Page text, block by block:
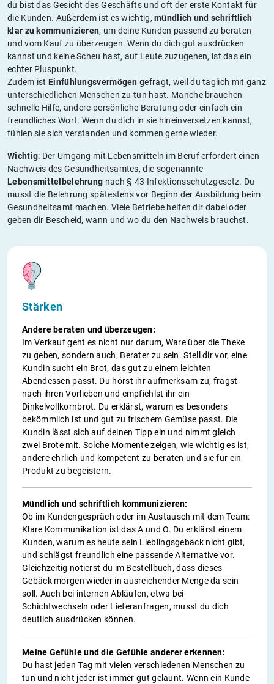
du bist das Gesicht des Geschäfts und oft der erste Kontakt für
die Kunden. Außerdem ist es wichtig,mündlich und schriftlich
klar zu kommunizieren, um deine Kunden passend zu beraten
und vom Kauf zu überzeugen. Wenn du dich gut ausdrücken
kannst und keine Scheu hast, auf Leute zuzugehen, ist das ein
echter Pluspunkt.
Zudem ist Einfühlungsvermögen gefragt, weil du täglich mit ganz
unterschiedlichen Menschen zu tun hast. Manche brauchen
schnelle Hilfe, andere persönliche Beratung oder einfach ein
freundliches Wort. Wenn du dich in sie hineinversetzen kannst,
fühlen sie sich verstanden und kommen gerne wieder.
Wichtig: Der Umgang mit Lebensmitteln im Beruf erfordert einen
Nachweis des Gesundheitsamtes, die sogenannte
Lebensmittelbelehrung nach § 43 Infektionsschutzgesetz. Du
musst die Belehrung spätestens vor Beginn der Ausbildung beim
Gesundheitsamt machen. Viele Betriebe helfen dir dabei oder
geben dir Bescheid, wann und wo du den Nachweis brauchst.
Stärken
Andere beraten und überzeugen:
Im Verkauf geht es nicht nur darum, Ware über die Theke
zu geben, sondern auch, Berater zu sein. Stell dir vor, eine
Kundin sucht ein Brot, das gut zu einem leichten
Abendessen passt. Du hörst ihr aufmerksam zu, fragst
nach ihren Vorlieben und empfiehlst ihr ein
Dinkelvollkornbrot. Du erklärst, warum es besonders
bekömmlich ist und gut zu frischem Gemüse passt. Die
Kundin lässt sich auf deinen Tipp ein und nimmt gleich
zwei Brote mit. Solche Momente zeigen, wie wichtig es ist,
andere ehrlich und kompetent zu beraten und sie für ein
Produkt zu begeistern.
Mündlich und schriftlich kommunizieren:
Ob im Kundengespräch oder im Austausch mit dem Team:
Klare Kommunikation ist das A und O. Du erklärst einem
Kunden, warum es heute sein Lieblingsgebäck nicht gibt,
und schlägst freundlich eine passende Alternative vor.
Gleichzeitig notierst du im Bestellbuch, dass dieses
Gebäck morgen wieder in ausreichender Menge da sein
soll. Auch bei internen Abläufen, etwa bei
Schichtwechseln oder Lieferanfragen, musst du dich
deutlich ausdrücken können.
Meine Gefühle und die Gefühle anderer erkennen:
Du hast jeden Tag mit vielen verschiedenen Menschen zu
tun und nicht jeder ist immer gut gelaunt. Wenn ein Kunde